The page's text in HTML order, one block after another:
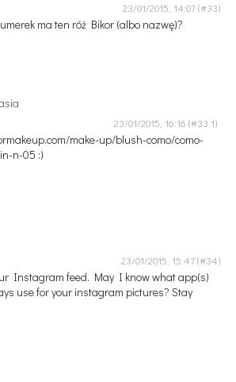
23/01/2015, 14:07
ma ten róż Bikor (albo nazwę)?
23/01/2015, 16:16
make-up/blush-como/como-
n-05 :)
23/01/2015, 15:47
Instagram feed. May I know what app(s)
use for your instagram pictures? Stay